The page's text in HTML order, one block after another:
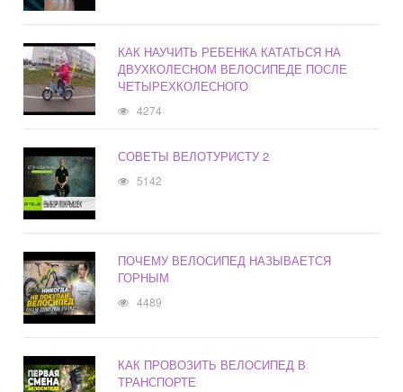
КАК НАУЧИТЬ РЕБЕНКА КАТАТЬСЯ НА
ДВУХКОЛЕСНОМ ВЕЛОСИПЕДЕ ПОСЛЕ
ЧЕТЫРЕХКОЛЕСНОГО
4274
СОВЕТЫ ВЕЛОТУРИСТУ 2
5142
ПОЧЕМУ ВЕЛОСИПЕД НАЗЫВАЕТСЯ
ГОРНЫМ
4489
КАК ПРОВОЗИТЬ ВЕЛОСИПЕД В
ТРАНСПОРТЕ